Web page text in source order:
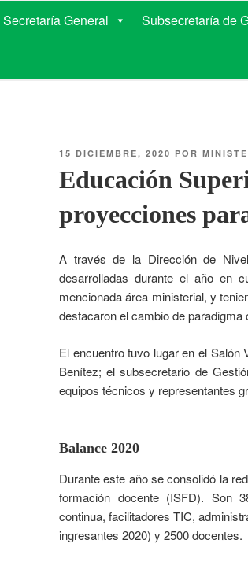
Secretaría General Subsecretaría de
15 DICIEMBRE, 2020 POR
Educación
proyecciones
A través de la Dirección de
desarrolladas durante el año en
mencionada área ministerial, y
destacaron el cambio de
El encuentro tuvo lugar en el Salón
Benítez; el subsecretario de
equipos técnicos y representantes
Balance 2020
Durante este año se consolidó la
formación docente (ISFD). Son
continua, facilitadores TIC,
ingresantes 2020) y 2500 docentes.